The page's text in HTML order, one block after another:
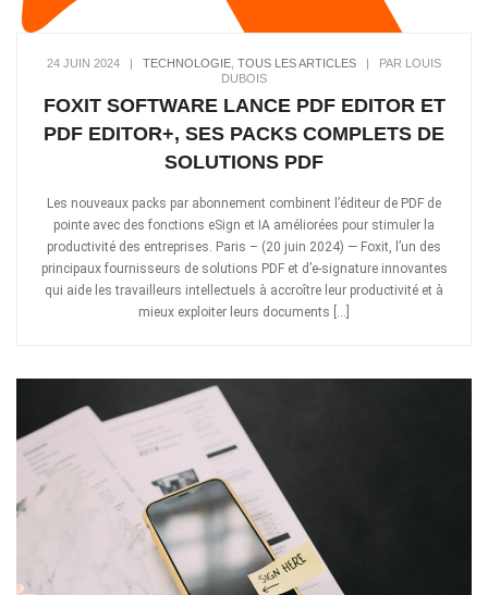
24 JUIN 2024 TECHNOLOGIE, TOUS LES ARTICLES
PAR LOUIS
DUBOIS
FOXIT SOFTWARE LANCE PDF EDITOR ET
PDF EDITOR+, SES PACKS COMPLETS DE
SOLUTIONS PDF
Les nouveaux packs par abonnement combinent l’éditeur de PDF de
pointe avec des fonctions eSign et IA améliorées pour stimuler la
productivité des entreprises. Paris – (20 juin 2024) — Foxit, l’un des
principaux fournisseurs de solutions PDF et d’e-signature innovantes
qui aide les travailleurs intellectuels à accroître leur productivité et à
mieux exploiter leurs documents […]